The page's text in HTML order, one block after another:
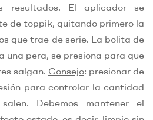
resultados. El aplicador se
de toppik, quitando primero la
que trae de serie. La bolita de
una pera, se presiona para que
salgan. Consejo: presionar de
para controlar la cantidad
Debemos mantener el